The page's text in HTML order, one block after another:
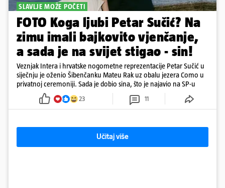
SLAVLJE MOŽE POČETI
FOTO Koga ljubi Petar Sučić? Na
zimu imali bajkovito vjenčanje,
a sada je na svijet stigao - sin!
Veznjak Intera i hrvatske nogometne reprezentacije Petar Sučić u
siječnju je oženio Šibenčanku Mateu Rak uz obalu jezera Como u
privatnoj ceremoniji. Sada je dobio sina, što je najavio na SP-u
23 11
Učitaj više